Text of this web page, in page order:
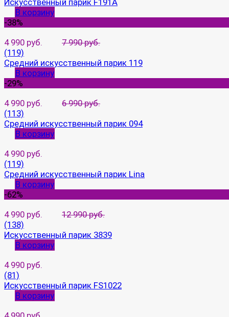
Искусственный парик F191A
В корзину
-38%
4 990 руб.
7 990 руб.
(119)
Средний искусственный парик 119
В корзину
-29%
4 990 руб.
6 990 руб.
(113)
Средний искусственный парик 094
В корзину
4 990 руб.
(119)
Средний искусственный парик Lina
В корзину
-62%
4 990 руб.
12 990 руб.
(138)
Искусственный парик 3839
В корзину
4 990 руб.
(81)
Искусственный парик FS1022
В корзину